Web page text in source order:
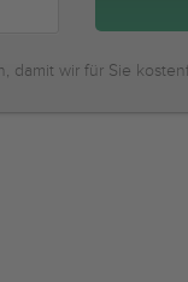
damit wir für Sie